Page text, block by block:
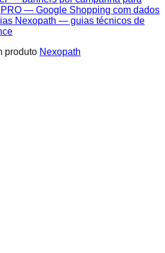
PRO — Google Shopping com dados
Nexopath — guias técnicos de
produto Nexopath